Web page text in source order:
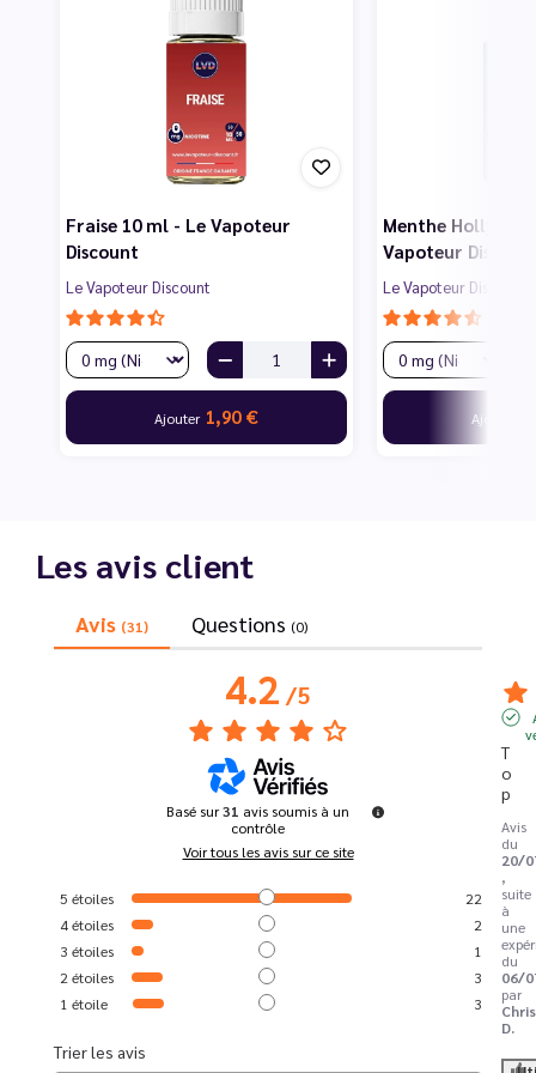
Fraise 10 ml - Le Vapoteur
Discount
Le Vapoteur Discount
Ajouter 1,90 €
Menthe
Vapoteur
Le Vapoteur Discount
Ajouter
Les avis client
Avis (31) Questions (0)
4.2/5
Basé sur31 avis soumis à un
contrôle
Voir tous les avis sur ce site
5 étoiles
22
4étoiles
2
3 étoiles
1
2 étoiles
3
1 étoile 3
Trier les avis
T
o
p
Avis
du
20/
,
suite
à
une
du
06/
par
D.